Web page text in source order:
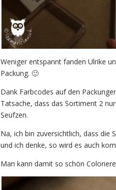
Weniger entspannt fanden Ulrike
Packung. 🙂
Dank Farbcodes auf den
Tatsache, dass das Sortiment 2
Seufzen.
Na, ich bin zuversichtlich, dass die
und ich denke, so wird es auch
Man kann damit so schön